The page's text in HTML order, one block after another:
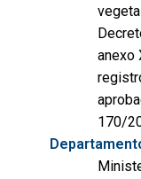
anexo
170/